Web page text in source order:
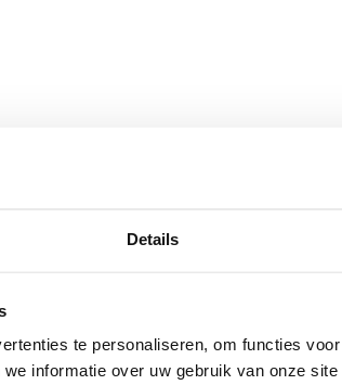
Details
te personaliseren, om functies
informatie over uw gebruik van onze
tijdloze uitstraling, is super stevig
ook zeker tegen een stootje.
zodat het heerlijk glad aanvoelt.
mooi en beschermd tegen
niet alleen prachtig zijn, maar ook
in jouw interieur.
eiken